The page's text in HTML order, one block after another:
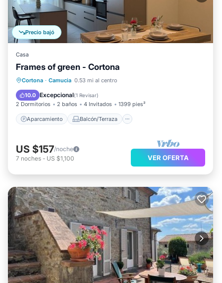
Precio bajó
Casa
Frames of green - Cortona
Cortona · Camucia 0.53 mi al centro
10.0 Excepcional(1 Revisar)
2 Dormitorios 2 baños 4 Invitados 1399 pies²
Aparcamiento Balcón/Terraza
Aparcamiento
Balcón/Terraza
Cocina
Aire acondicionado
US $157/noche
7 noches - US $1,100 VER OFERTA